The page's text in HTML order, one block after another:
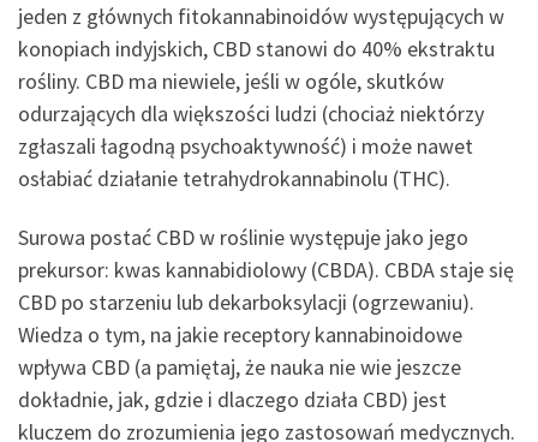
jeden z głównych fitokannabinoidów występujących w
konopiach indyjskich, CBD stanowi do 40% ekstraktu
rośliny. CBD ma niewiele, jeśli w ogóle, skutków
odurzających dla większości ludzi (chociaż niektórzy
zgłaszali łagodną psychoaktywność) i może nawet
osłabiać działanie tetrahydrokannabinolu (THC).
Surowa postać CBD w roślinie występuje jako jego
prekursor: kwas kannabidiolowy (CBDA). CBDA staje się
CBD po starzeniu lub dekarboksylacji (ogrzewaniu).
Wiedza o tym, na jakie receptory kannabinoidowe
wpływa CBD (a pamiętaj, że nauka nie wie jeszcze
dokładnie, jak, gdzie i dlaczego działa CBD) jest
kluczem do zrozumienia jego zastosowań medycznych.